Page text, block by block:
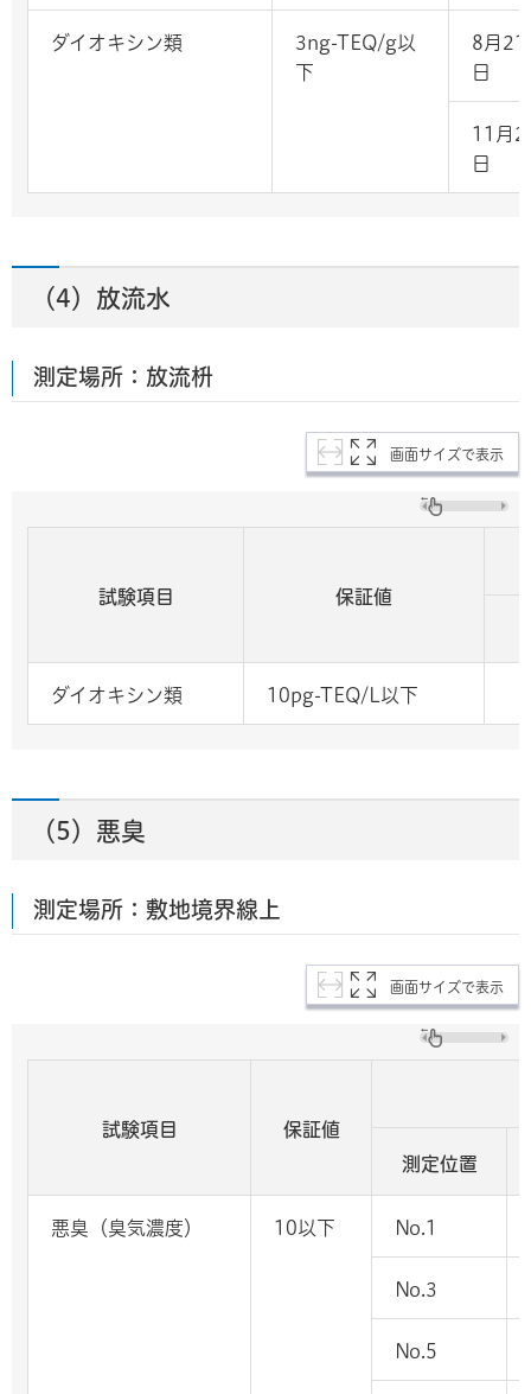
ダイオキシン類
3ng-TEQ/g以
下
8月21
日
11月
日
（4）放流水
測定場所：放流枡
画面サイズで表示
試験項目
保証値
ダイオキシン類 10pg-TEQ/L以下
（5）悪臭
測定場所：敷地境界線上
画面サイズで表示
試験項目
保証値
測定位置
悪臭（臭気濃度） 10以下 No.1
No.3
No.5